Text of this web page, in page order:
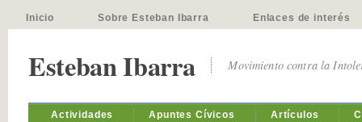
Inicio Sobre Esteban Ibarra Enlaces de interés
Esteban Ibarra Movimiento contra la
Actividades Apuntes Cívicos Artículos